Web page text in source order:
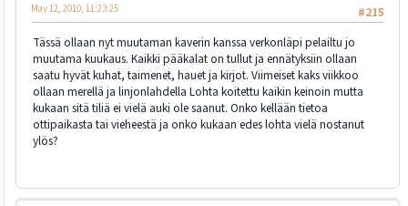
#215
May 12, 2010, 11:23:25
Tässä ollaan nyt muutaman kaverin kanssa verkonläpi pelailtu jo
muutama kuukaus. Kaikki pääkalat on tullut ja ennätyksiin ollaan
saatu hyvät kuhat, taimenet, hauet ja kirjot. Viimeiset kaks viikkoo
ollaan merellä ja linjonlahdella Lohta koitettu kaikin keinoin mutta
kukaan sitä tiliä ei vielä auki ole saanut. Onko kellään tietoa
ottipaikasta tai vieheestä ja onko kukaan edes lohta vielä nostanut
ylös?